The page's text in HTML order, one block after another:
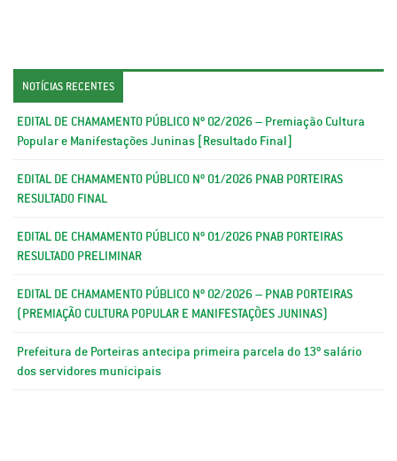
NOTÍCIAS RECENTES
EDITAL DE CHAMAMENTO PÚBLICO Nº 02/2026 – Premiação Cultura
Popular e Manifestações Juninas [Resultado Final]
EDITAL DE CHAMAMENTO PÚBLICO Nº 01/2026 PNAB PORTEIRAS
RESULTADO FINAL
EDITAL DE CHAMAMENTO PÚBLICO Nº 01/2026 PNAB PORTEIRAS
RESULTADO PRELIMINAR
EDITAL DE CHAMAMENTO PÚBLICO Nº 02/2026 – PNAB PORTEIRAS
(PREMIAÇÃO CULTURA POPULAR E MANIFESTAÇÕES JUNINAS)
Prefeitura de Porteiras antecipa primeira parcela do 13º salário
dos servidores municipais